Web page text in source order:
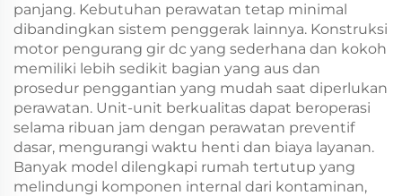
panjang. Kebutuhan perawatan tetap minimal
dibandingkan sistem penggerak lainnya. Konstruksi
motor pengurang gir dc yang sederhana dan kokoh
memiliki lebih sedikit bagian yang aus dan
prosedur penggantian yang mudah saat diperlukan
perawatan. Unit-unit berkualitas dapat beroperasi
selama ribuan jam dengan perawatan preventif
dasar, mengurangi waktu henti dan biaya layanan.
Banyak model dilengkapi rumah tertutup yang
melindungi komponen internal dari kontaminan,